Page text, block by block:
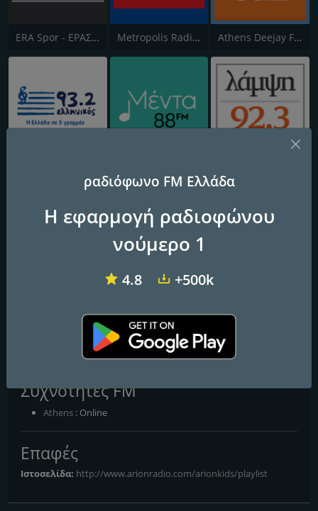
ERA Spor - ΕΡΑΣΠΟΡ Metropolis Radio 95.5 FM Athens Deejay FM
Arion Kids
Συχνότητες FM
Athens : Online
Επαφές
Ιστοσελίδα: http://www.arionradio.com/arionkids/playlist
ραδιόφωνο FM Ελλάδα
Η εφαρμογή ραδιοφώνου
νούμερο 1
4.8 +500k